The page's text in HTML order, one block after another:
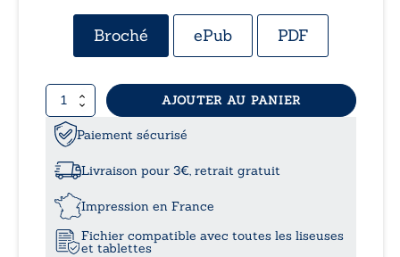
de
Broché ePub PDF
quantité
de
La
continue
AJOUTER AU PANIER
Paiement sécurisé
Livraison pour 3€, retrait gratuit
Impression en France
Fichier compatible avec toutes les liseuses
et tablettes